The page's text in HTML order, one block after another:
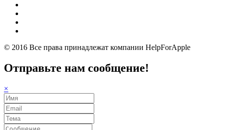
© 2016 Все права принадлежат компании HelpForApple
Отправьте нам сообщение!
×